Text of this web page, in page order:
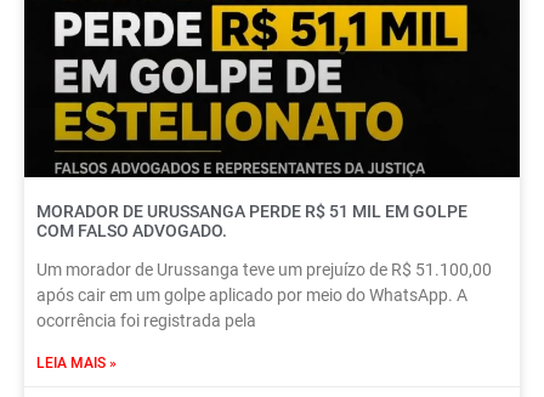
MORADOR DE URUSSANGA PERDE R$ 51 MIL EM GOLPE
COM FALSO ADVOGADO.
Um morador de Urussanga teve um prejuízo de R$ 51.100,00
após cair em um golpe aplicado por meio do WhatsApp. A
ocorrência foi registrada pela
LEIA MAIS »